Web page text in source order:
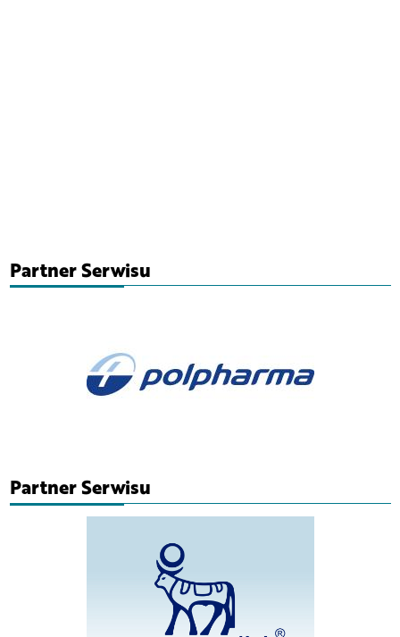
Partner Serwisu
Partner Serwisu